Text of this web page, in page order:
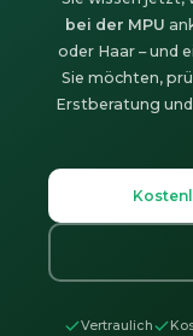
bei der MPU
oder Haar – und
Sie möchten,
Erstberatung
Vertraulich